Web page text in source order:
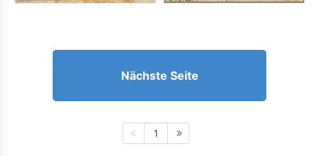
Nächste Seite
1